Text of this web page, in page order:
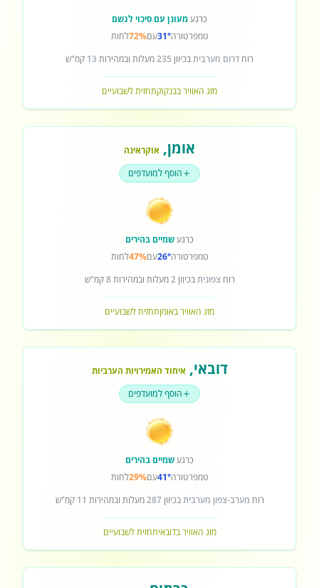
כרגעמעונן עם סיכוי לגשם
טמפרטורה31°עם72%לחות
רוח דרום מערביתבכיוון 235מעלות ובמהירות 13 קמ"ש
מזג האוויר בבנקוקתחזית לשבועיים
אומן, אוקראינה
הוסף למועדפים
כרגעשמיים בהירים
טמפרטורה26°עם47%לחות
רוחצפוניתבכיוון2מעלות ובמהירות8קמ"ש
מזג האוויר באומןתחזית לשבועיים
דובאי, איחוד האמירויות הערביות
הוסף למועדפים
כרגעשמיים בהירים
טמפרטורה41°עם29%לחות
רוח מערב-צפון מערביתבכיוון287מעלות ובמהירות 11 קמ"ש
מזג האוויר בדובאיתחזית לשבועיים